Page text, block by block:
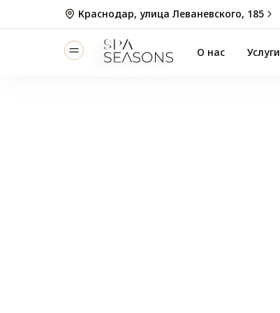
О нас Услуги
Краснодар, улица Леваневского, 185